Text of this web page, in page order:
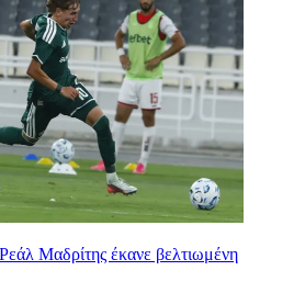
Μαδρίτης έκανε βελτιωμένη